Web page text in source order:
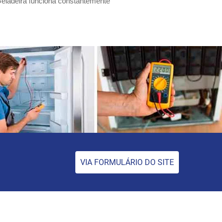
VIA FORMULÁRIO DO SITE